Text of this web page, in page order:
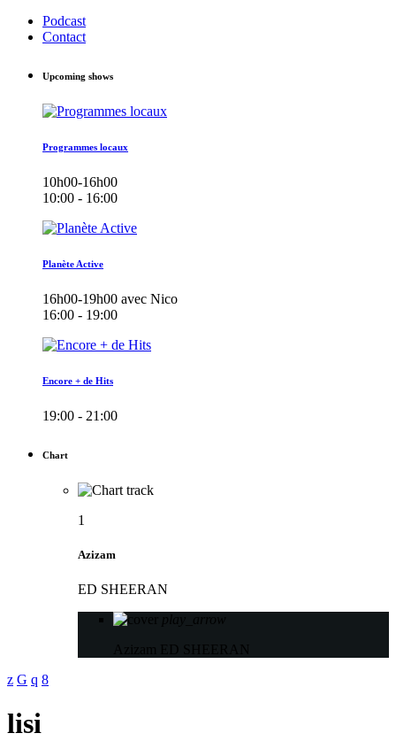
Podcast
Contact
Upcoming shows
Programmes locaux
10h00-16h00
10:00 - 16:00
Planète Active
16h00-19h00 avec Nico
16:00 - 19:00
Encore + de Hits
19:00 - 21:00
Chart
1
Azizam
ED SHEERAN
play_arrow
Azizam
ED SHEERAN
lisi